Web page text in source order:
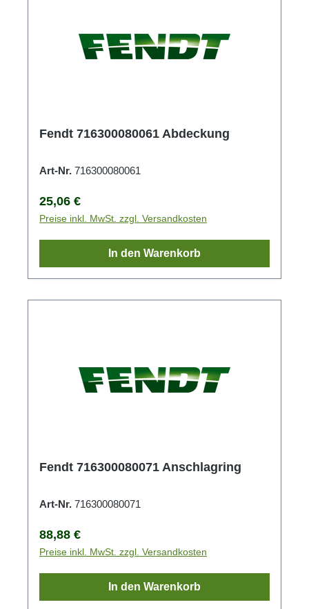
Fendt 716300080061 Abdeckung
Art-Nr. 716300080061
Regulärer Preis:
25,06 €
Preise inkl. MwSt. zzgl. Versandkosten
In den Warenkorb
Fendt 716300080071 Anschlagring
Art-Nr. 716300080071
Regulärer Preis:
88,88 €
Preise inkl. MwSt. zzgl. Versandkosten
In den Warenkorb